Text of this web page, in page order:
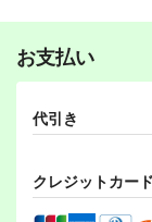
お支払い
代引き
クレジットカード